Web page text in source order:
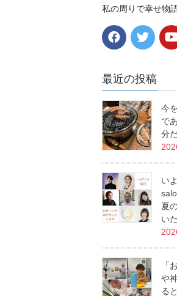
私の周りで幸せ物
最近の投稿
今
で
分
い
夏
い
「
や
る